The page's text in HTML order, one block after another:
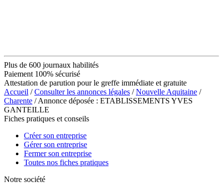
Plus de 600 journaux habilités
Paiement 100% sécurisé
Attestation de parution pour le greffe immédiate et gratuite
Accueil /Consulter les annonces légales /Nouvelle Aquitaine /
Charente / Annonce déposée : ETABLISSEMENTS YVES
GANTEILLE
Fiches pratiques et conseils
Créer son entreprise
Gérer son entreprise
Fermer son entreprise
Toutes nos fiches pratiques
Notre société